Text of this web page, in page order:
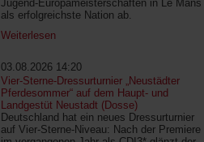
Jugend-Europameisterschaften in Le Mans
als erfolgreichste Nation ab.
Weiterlesen
03.08.2026 14:20
Vier-Sterne-Dressurturnier „Neustädter
Pferdesommer“ auf dem Haupt- und
Landgestüt Neustadt (Dosse)
Deutschland hat ein neues Dressurturnier
auf Vier-Sterne-Niveau: Nach der Premiere